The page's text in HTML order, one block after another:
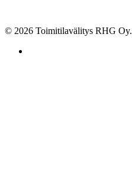
© 2026 Toimitilavälitys RHG Oy.